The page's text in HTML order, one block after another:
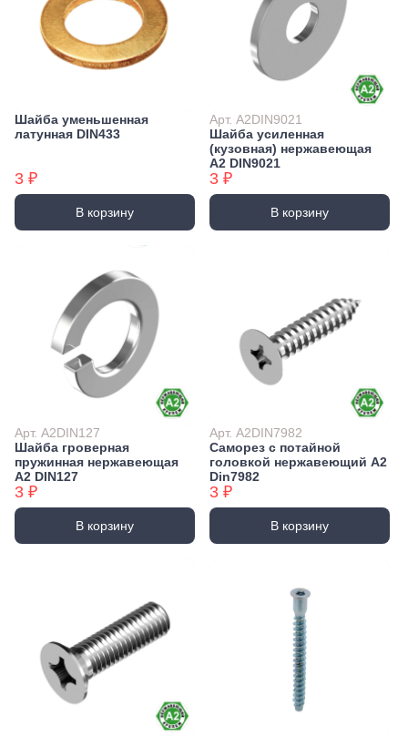
Шайба уменьшенная
латунная DIN433
3 ₽
В корзину
Арт. А2DIN9021
Шайба усиленная
(кузовная) нержавеющая
А2 DIN9021
3 ₽
В корзину
Арт. А2DIN127
Шайба гроверная
пружинная нержавеющая
А2 DIN127
3 ₽
В корзину
Арт. А2DIN7982
Саморез с потайной
головкой нержавеющий А2
Din7982
3 ₽
В корзину